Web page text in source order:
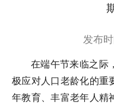
发布
在端午节来临之际
极应对人口老龄化的重
年教育、丰富老年人精